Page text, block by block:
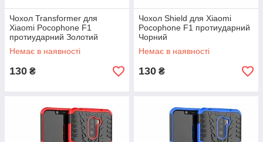
Чохол Transformer для
Xiaomi Pocophone F1
протиударний Золотий
Немає в наявності
130 ₴
Чохол Shield для Xiaomi
Pocophone F1 протиударний
Чорний
Немає в наявності
130 ₴